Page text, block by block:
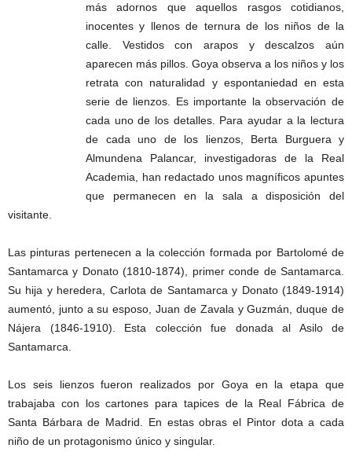
más adornos que aquellos rasgos cotidianos,
inocentes y llenos de ternura de los niños de la
calle. Vestidos con arapos y descalzos aún
aparecen más pillos. Goya observa a los niños y los
retrata con naturalidad y espontaniedad en esta
serie de lienzos. Es importante la observación de
cada uno de los detalles. Para ayudar a la lectura
de cada uno de los lienzos, Berta Burguera y
Almundena Palancar, investigadoras de la Real
Academia, han redactado unos magníficos apuntes
que permanecen en la sala a disposición del
visitante.
Las pinturas pertenecen a la colección formada por Bartolomé de
Santamarca y Donato (1810-1874), primer conde de Santamarca.
Su hija y heredera, Carlota de Santamarca y Donato (1849-1914)
aumentó, junto a su esposo, Juan de Zavala y Guzmán, duque de
Nájera (1846-1910). Esta colección fue donada al Asilo de
Santamarca.
Los seis lienzos fueron realizados por Goya en la etapa que
trabajaba con los cartones para tapices de la Real Fábrica de
Santa Bárbara de Madrid. En estas obras el Pintor dota a cada
niño de un protagonismo único y singular.